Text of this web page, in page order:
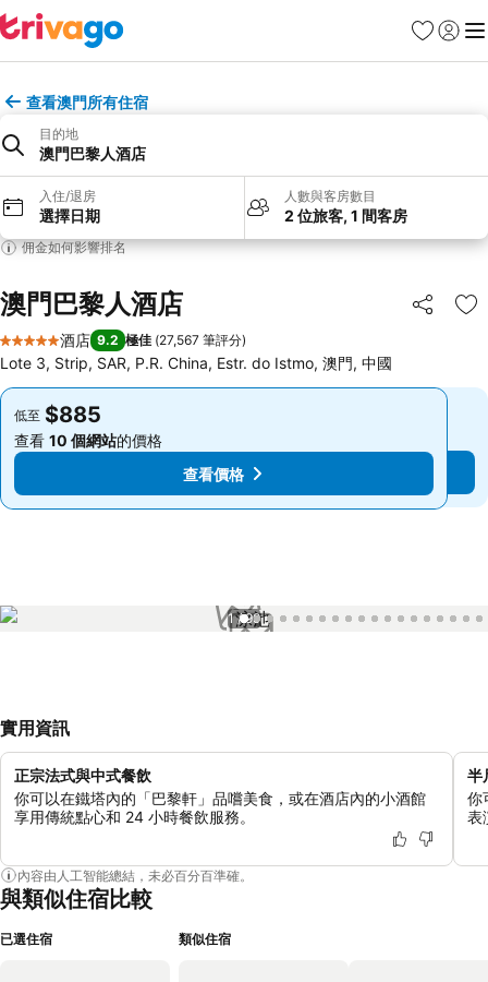
收藏夾
登入 選
查看澳門所有住宿
目的地
澳門巴黎人酒店
入住/退房
選擇日期
人數與客房數目
2 位旅客, 1 間客房
佣金如何影響排名
澳門巴黎人酒店 分享
放
5 星級
酒店 9.2 極佳 (27,567 筆評分)
Lote 3, Strip, SAR, P.R. China, Estr. do Istmo, 澳門, 中國
低至 $885
查看 10 個網站的價格
查看價格
低至 $885
查看 10 個網站的價格
查看價格
1 / 99
實用資訊
正宗法式與中式餐飲
你可以在鐵塔內的「巴黎軒」品嚐美食，或在酒店內的小酒館
享用傳統點心和 24 小時餐飲服務。
半
你
表
內容由人工智能總結，未必百分百準確。
與類似住宿比較
已選住宿 類似住宿